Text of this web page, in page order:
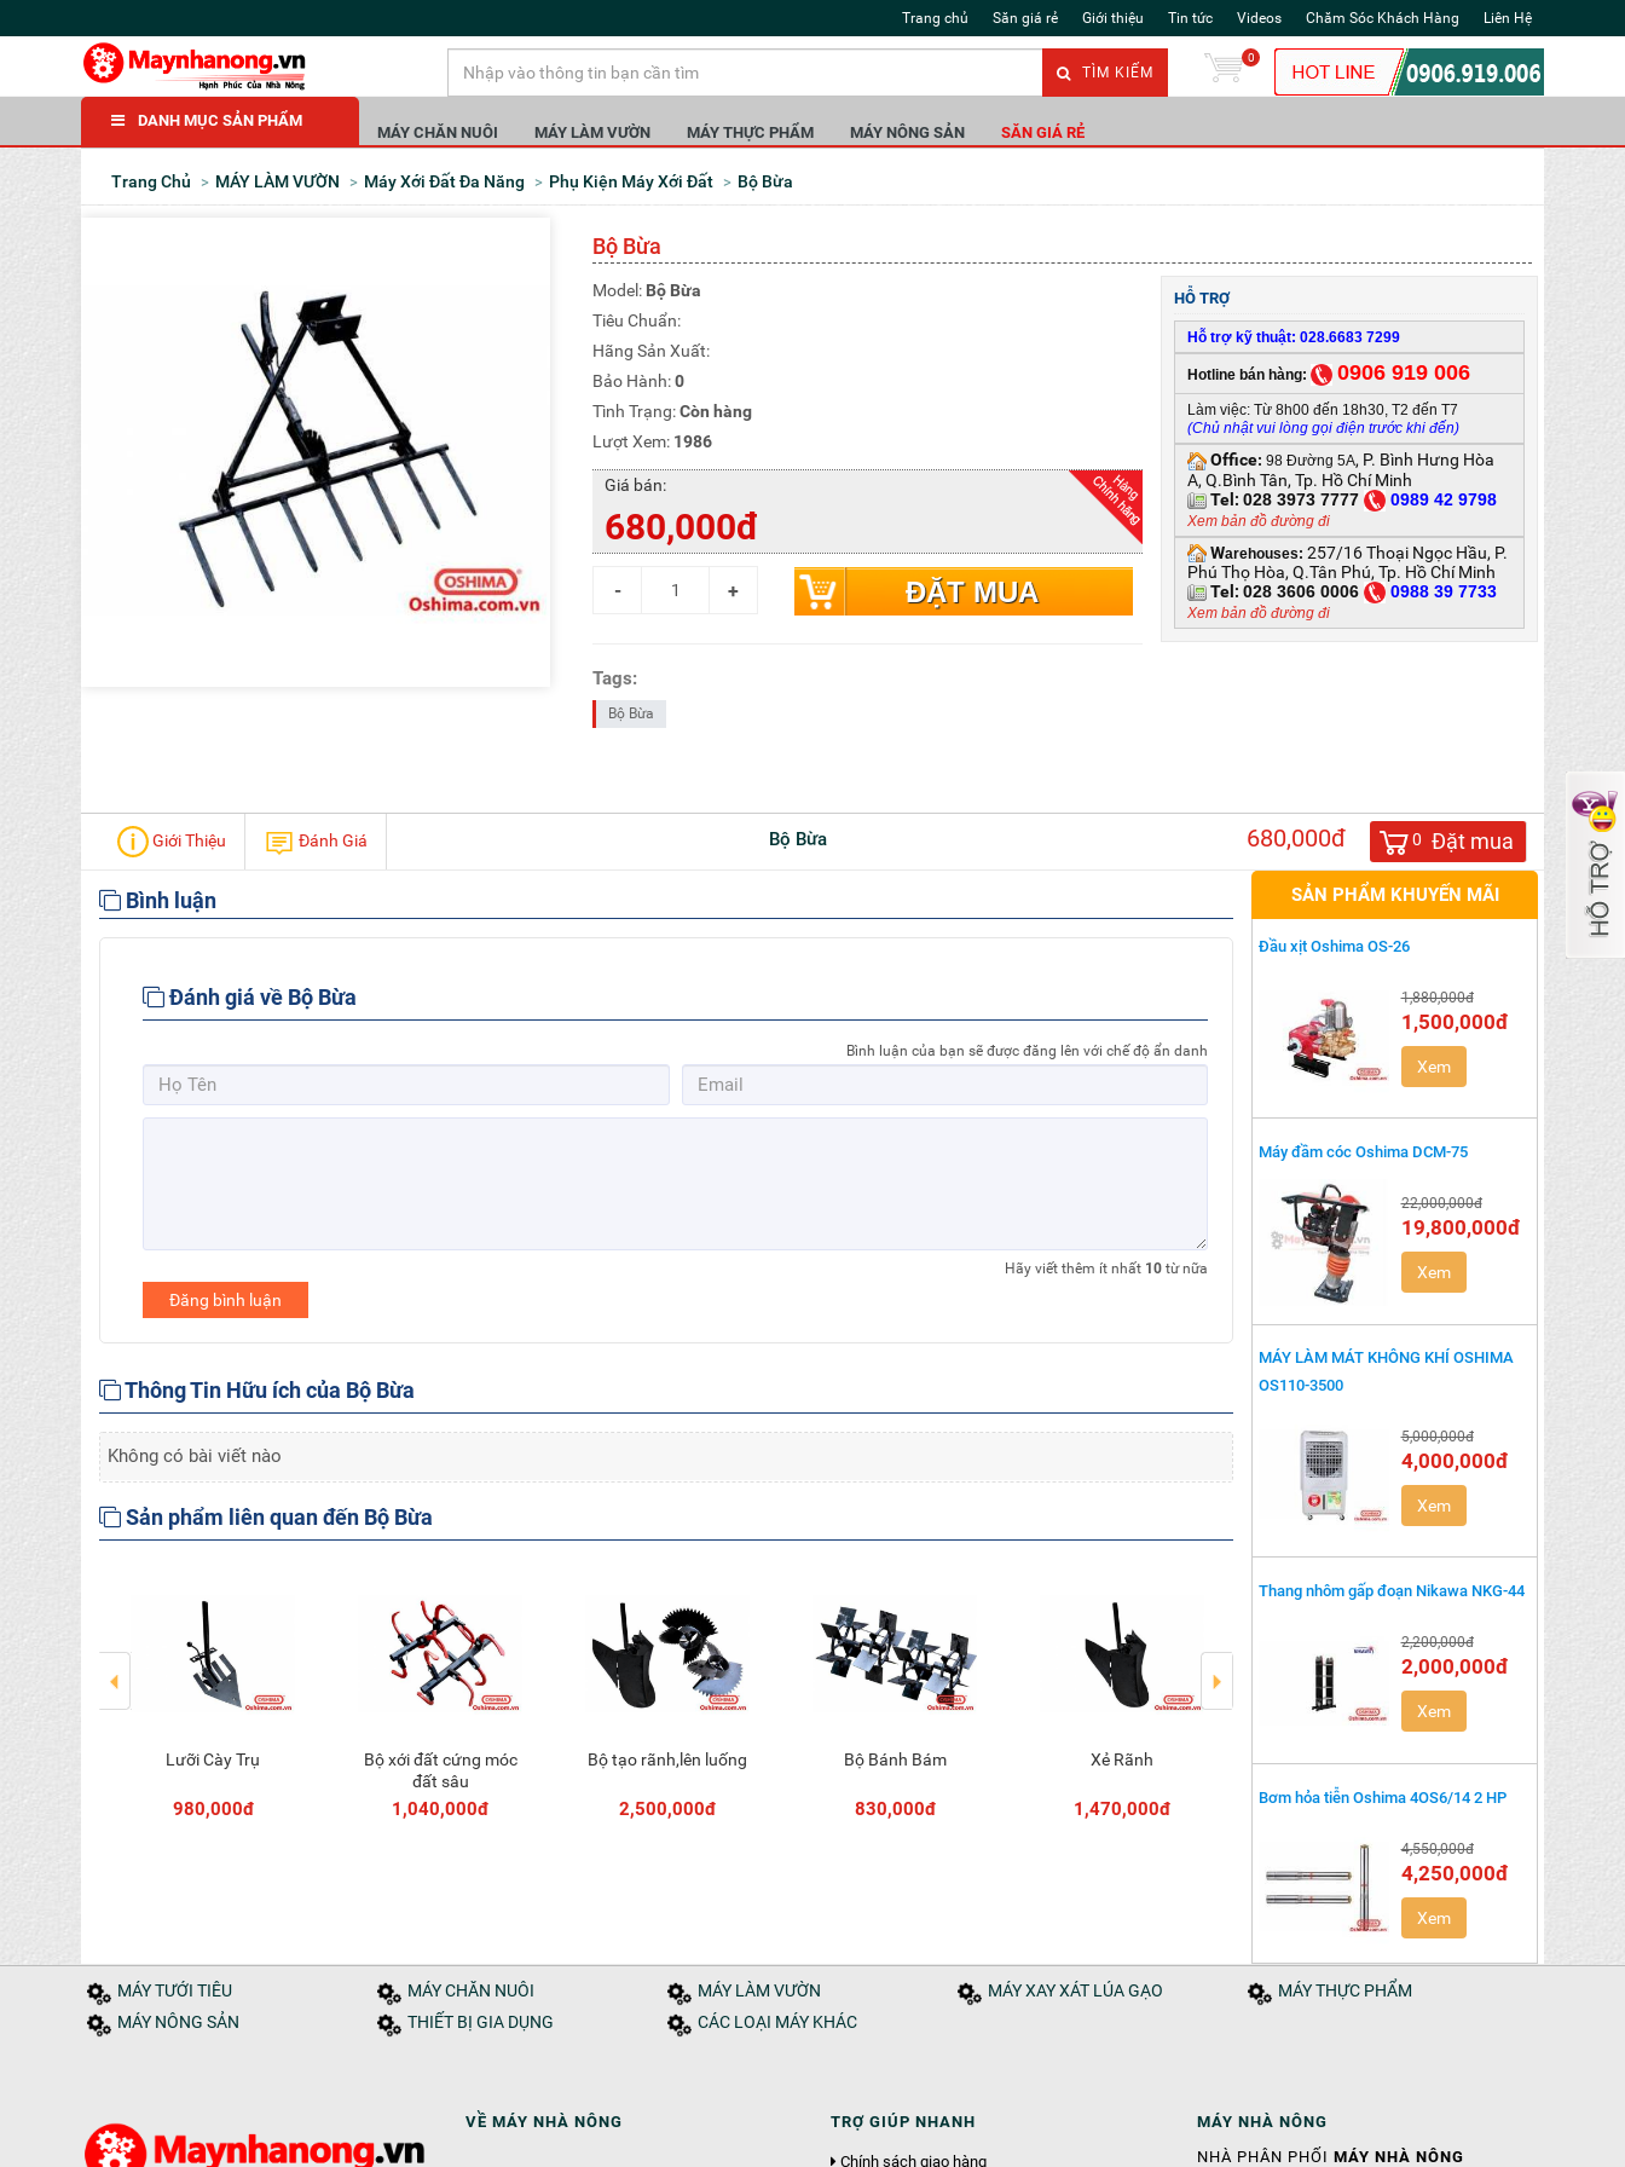
Trang chủ Săn giá rẻ Giới thiệu Tin tức Videos Chăm Sóc Khách Hàng Liên Hệ
TÌM KIẾM
0
DANH MỤC SẢN PHẨM
MÁY CHĂN NUÔI MÁY LÀM VƯỜN MÁY THỰC PHẨM MÁY NÔNG SẢN SĂN GIÁ RẺ
Trang Chủ MÁY LÀM VƯỜN Máy Xới Đất Đa Năng Phụ Kiện Máy Xới Đất Bộ Bừa
Bộ Bừa
Model: Bộ Bừa
Tiêu Chuẩn:
Hãng Sản Xuất:
Bảo Hành:0
Tình Trạng:Còn hàng
Lượt Xem: 1986
Giá bán:
680,000đ
ĐẶT MUA
Tags:
Bộ Bừa
HỖ TRỢ
Hỗ trợ kỹ thuật: 028.6683 7299
Hotline bán hàng: 0906 919 006
Làm việc: Từ 8h00 đến 18h30, T2 đến T7
(Chủ nhật vui lòng gọi điện trước khi đến)
Office: 98 Đường 5A, P. Bình Hưng Hòa
A, Q.Bình Tân, Tp. Hồ Chí Minh
Tel:028 3973 7777 0989 42 9798
Xem bản đồ đường đi
Warehouses: 257/16 Thoại Ngọc Hầu, P.
Phú Thọ Hòa, Q.Tân Phú, Tp. Hồ Chí Minh
Tel:028 3606 0006 0988 39 7733
Xem bản đồ đường đi
Giới Thiệu Đánh Giá Bộ Bừa 680,000đ 0 Đặt mua
Bình luận
Đánh giá về Bộ Bừa
Bình luận của bạn sẽ được đăng lên với chế độ ẩn danh
Hãy viết thêm ít nhất 10 từ nữa
Đăng bình luận
Thông Tin Hữu ích của Bộ Bừa
Không có bài viết nào
Sản phẩm liên quan đến Bộ Bừa
Thêm vào giỏ
Lưỡi Cày Trụ
980,000đ
Thêm vào giỏ
Bộ xới đất cứng móc
đất sâu
1,040,000đ
Thêm vào giỏ
Bộ tạo rãnh,lên luống
2,500,000đ
Thêm vào giỏ
Bộ Bánh Bám
830,000đ
Thêm vào giỏ
Xẻ Rãnh
1,470,000đ
Thêm vào giỏ
Bộ Lồng Lan Thẳng
1,020,000đ
SẢN PHẨM KHUYẾN MÃI
Đầu xịt Oshima OS-26
1,880,000đ
1,500,000đ
Xem
Máy đầm cóc Oshima DCM-75
22,000,000đ
19,800,000đ
Xem
MÁY LÀM MÁT KHÔNG KHÍ OSHIMA
OS110-3500
5,000,000đ
4,000,000đ
Xem
Thang nhôm gấp đoạn Nikawa NKG-44
2,200,000đ
2,000,000đ
Xem
Bơm hỏa tiễn Oshima 4OS6/14 2 HP
4,550,000đ
4,250,000đ
Xem
MÁY TƯỚI TIÊU MÁY CHĂN NUÔI MÁY LÀM VƯỜN MÁY XAY XÁT LÚA GẠO
MÁY THỰC PHẨM
MÁY NÔNG SẢN
THIẾT BỊ GIA DỤNG CÁC LOẠI MÁY KHÁC
VỀ MÁY NHÀ NÔNG TRỢ GIÚP NHANH
Chính sách giao hàng
MÁY NHÀ NÔNG
NHÀ PHÂN PHỐI MÁY NHÀ NÔNG